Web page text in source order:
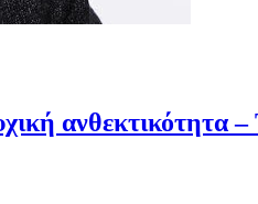
ανθεκτικότητα